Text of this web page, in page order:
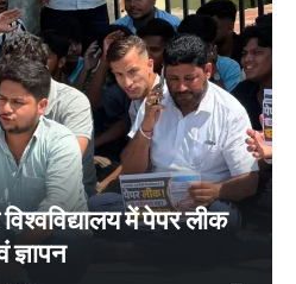
विश्वविद्यालय में पेपर लीक
ज्ञापन